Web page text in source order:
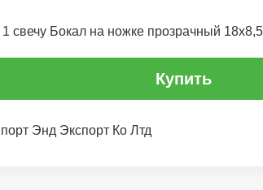
свечу Бокал на ножке прозрачный
Купить
Энд Экспорт Ко Лтд